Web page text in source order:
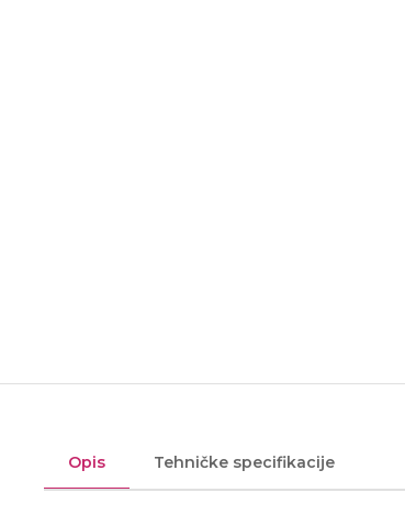
Opis Tehničke specifikacije